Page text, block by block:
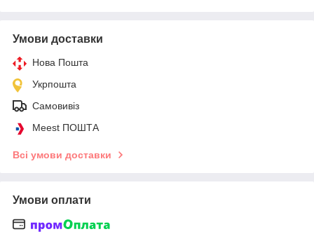
Умови доставки
Нова Пошта
Укрпошта
Самовивіз
Meest ПОШТА
Всі умови доставки
Умови оплати